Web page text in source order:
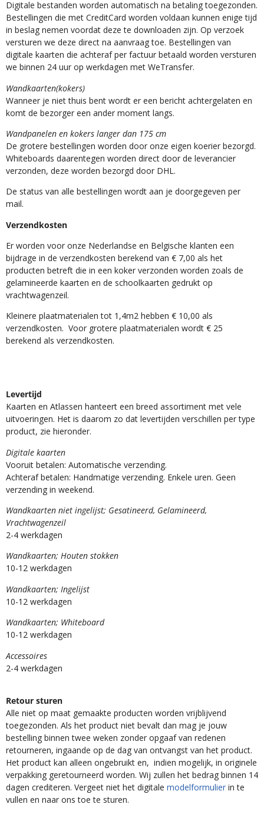
Digitale bestanden worden automatisch na betaling toegezonden.
Bestellingen die met CreditCard worden voldaan kunnen enige tijd
in beslag nemen voordat deze te downloaden zijn. Op verzoek
versturen we deze direct na aanvraag toe. Bestellingen van
digitale kaarten die achteraf per factuur betaald worden versturen
we binnen 24 uur op werkdagen met WeTransfer.
Wandkaarten(kokers)
Wanneer je niet thuis bent wordt er een bericht achtergelaten en
komt de bezorger een ander moment langs.
Wandpanelen en kokers langer dan 175 cm
De grotere bestellingen worden door onze eigen koerier bezorgd.
Whiteboards daarentegen worden direct door de leverancier
verzonden, deze worden bezorgd door DHL.
De status van alle bestellingen wordt aan je doorgegeven per
mail.
Verzendkosten
Er worden voor onze Nederlandse en Belgische klanten een
bijdrage in de verzendkosten berekend van € 7,00 als het
producten betreft die in een koker verzonden worden zoals de
gelamineerde kaarten en de schoolkaarten gedrukt op
vrachtwagenzeil.
Kleinere plaatmaterialen tot 1,4m2 hebben € 10,00 als
verzendkosten. Voor grotere plaatmaterialen wordt € 25
berekend als verzendkosten.
Levertijd
Kaarten en Atlassen hanteert een breed assortiment met vele
uitvoeringen. Het is daarom zo dat levertijden verschillen per type
product, zie hieronder.
Digitale kaarten
Vooruit betalen: Automatische verzending.
Achteraf betalen: Handmatige verzending. Enkele uren. Geen
verzending in weekend.
Wandkaarten niet ingelijst; Gesatineerd, Gelamineerd,
Vrachtwagenzeil
2-4 werkdagen
Wandkaarten; Houten stokken
10-12 werkdagen
Wandkaarten; Ingelijst
10-12 werkdagen
Wandkaarten; Whiteboard
10-12 werkdagen
Accessoires
2-4 werkdagen
Retour sturen
Alle niet op maat gemaakte producten worden vrijblijvend
toegezonden. Als het product niet bevalt dan mag je jouw
bestelling binnen twee weken zonder opgaaf van redenen
retourneren, ingaande op de dag van ontvangst van het product.
Het product kan alleen ongebruikt en, indien mogelijk, in originele
verpakking geretourneerd worden. Wij zullen het bedrag binnen 14
dagen crediteren. Vergeet niet het digitale modelformulier in te
vullen en naar ons toe te sturen.